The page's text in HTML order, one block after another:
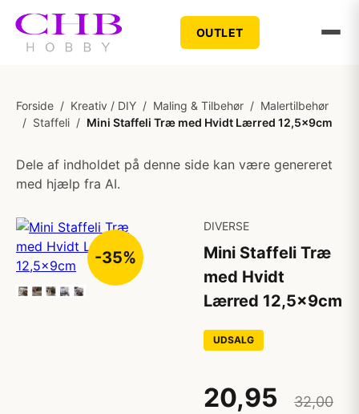
OUTLET
Forside / Kreativ / DIY / Maling & Tilbehør / Malertilbehør
/ Staffeli / Mini Staffeli Træ med Hvidt Lærred 12,5x9cm
Dele af indholdet på denne side kan være genereret
med hjælp fra AI.
-35%
DIVERSE
Mini Staffeli Træ
med Hvidt
Lærred 12,5x9cm
UDSALG
20,95
32,00